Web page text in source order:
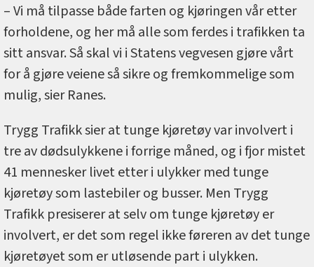
– Vi må tilpasse både farten og kjøringen vår etter
forholdene, og her må alle som ferdes i trafikken ta
sitt ansvar. Så skal vi i Statens vegvesen gjøre vårt
for å gjøre veiene så sikre og fremkommelige som
mulig, sier Ranes.
Trygg Trafikk sier at tunge kjøretøy var involvert i
tre av dødsulykkene i forrige måned, og i fjor mistet
41 mennesker livet etter i ulykker med tunge
kjøretøy som lastebiler og busser. Men Trygg
Trafikk presiserer at selv om tunge kjøretøy er
involvert, er det som regel ikke føreren av det tunge
kjøretøyet som er utløsende part i ulykken.